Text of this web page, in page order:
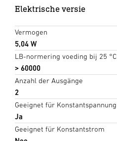
Elektrische versie
Vermogen
5,04 W
LB-normering voeding bij 25 °C
> 60000
Anzahl der Ausgänge
2
Geeignet für Konstantspannung
Ja
Geeignet für Konstantstrom